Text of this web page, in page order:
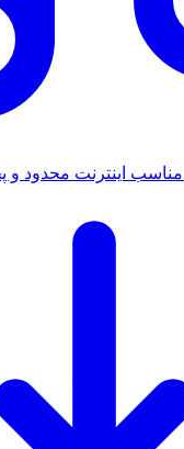
مناسب اینترنت محدود